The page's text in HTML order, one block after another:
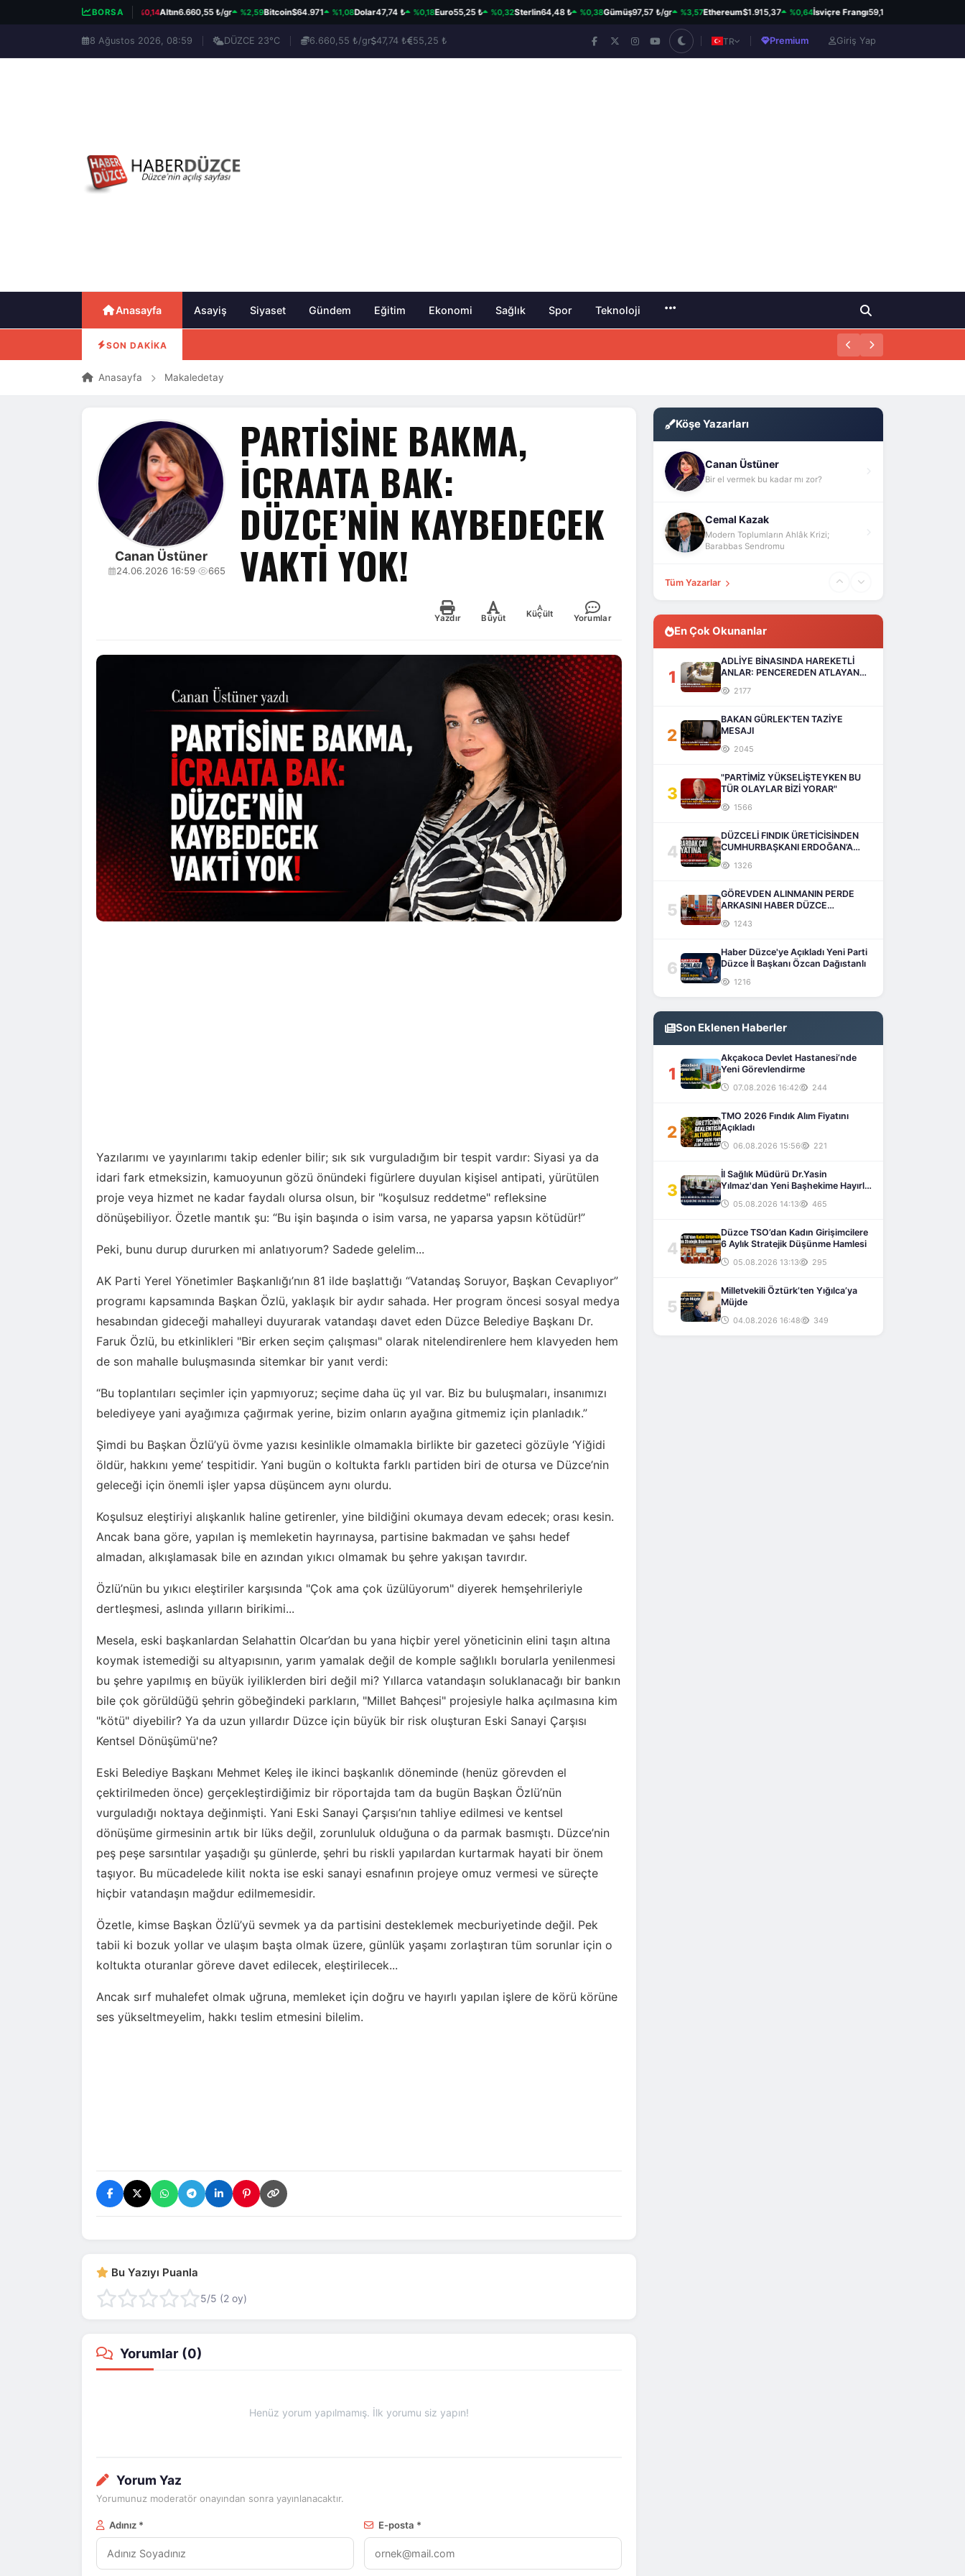
BORSA
13.779,39 %0,14Altın6.660,55 ₺/gr %2,59Bitcoin$64.971 %1,08Dolar47,74 ₺ %0,18Euro55,25 ₺ %0,32Sterlin64,48 ₺ %0,38Gümüş97,57 ₺/gr %3,57Ethereum$1.915,37 %0,64İsviçre Frangı59,12 ₺
8 Ağustos 2026, 08:59 DÜZCE 23°C 6.660,55 ₺/gr 47,74 ₺ 55,25 ₺ TR Premium Giriş Yap
Anasayfa Asayiş Siyaset Gündem Eğitim Ekonomi Sağlık Spor Teknoloji
SON DAKİKA
Anasayfa Makaledetay
Canan Üstüner
24.06.2026 16:59· 665
PARTİSİNE BAKMA,
İCRAATA BAK:
DÜZCE’NİN KAYBEDECEK
VAKTİ YOK!
Yazdır Büyüt Küçült Yorumlar
Yazılarımı ve yayınlarımı takip edenler bilir; sık sık vurguladığım bir tespit vardır: Siyasi ya da
idari fark etmeksizin, kamuoyunun gözü önündeki figürlere duyulan kişisel antipati, yürütülen
proje veya hizmet ne kadar faydalı olursa olsun, bir "koşulsuz reddetme" refleksine
dönüşebiliyor. Özetle mantık şu: “Bu işin başında o isim varsa, ne yaparsa yapsın kötüdür!”
Peki, bunu durup dururken mi anlatıyorum? Sadede gelelim...
AK Parti Yerel Yönetimler Başkanlığı’nın 81 ilde başlattığı “Vatandaş Soruyor, Başkan Cevaplıyor”
programı kapsamında Başkan Özlü, yaklaşık bir aydır sahada. Her program öncesi sosyal medya
hesabından gideceği mahalleyi duyurarak vatandaşı davet eden Düzce Belediye Başkanı Dr.
Faruk Özlü, bu etkinlikleri "Bir erken seçim çalışması" olarak nitelendirenlere hem klavyeden hem
de son mahalle buluşmasında sitemkar bir yanıt verdi:
“Bu toplantıları seçimler için yapmıyoruz; seçime daha üç yıl var. Biz bu buluşmaları, insanımızı
belediyeye yani ayağımıza çağırmak yerine, bizim onların ayağına gitmemiz için planladık.”
Şimdi bu Başkan Özlü’yü övme yazısı kesinlikle olmamakla birlikte bir gazeteci gözüyle ‘Yiğidi
öldür, hakkını yeme’ tespitidir. Yani bugün o koltukta farklı partiden biri de otursa ve Düzce’nin
geleceği için önemli işler yapsa düşüncem aynı olurdu.
Koşulsuz eleştiriyi alışkanlık haline getirenler, yine bildiğini okumaya devam edecek; orası kesin.
Ancak bana göre, yapılan iş memleketin hayrınaysa, partisine bakmadan ve şahsı hedef
almadan, alkışlamasak bile en azından yıkıcı olmamak bu şehre yakışan tavırdır.
Özlü’nün bu yıkıcı eleştiriler karşısında "Çok ama çok üzülüyorum" diyerek hemşehrileriyle
dertleşmesi, aslında yılların birikimi...
Mesela, eski başkanlardan Selahattin Olcar’dan bu yana hiçbir yerel yöneticinin elini taşın altına
koymak istemediği su altyapısının, yarım yamalak değil de komple sağlıklı borularla yenilenmesi
bu şehre yapılmış en büyük iyiliklerden biri değil mi? Yıllarca vatandaşın soluklanacağı bir bankın
bile çok görüldüğü şehrin göbeğindeki parkların, "Millet Bahçesi" projesiyle halka açılmasına kim
"kötü" diyebilir? Ya da uzun yıllardır Düzce için büyük bir risk oluşturan Eski Sanayi Çarşısı
Kentsel Dönüşümü'ne?
Eski Belediye Başkanı Mehmet Keleş ile ikinci başkanlık döneminde (henüz görevden el
çektirilmeden önce) gerçekleştirdiğimiz bir röportajda tam da bugün Başkan Özlü’nün
vurguladığı noktaya değinmişti. Yani Eski Sanayi Çarşısı’nın tahliye edilmesi ve kentsel
dönüşüme girmesinin artık bir lüks değil, zorunluluk olduğuna o da parmak basmıştı. Düzce’nin
peş peşe sarsıntılar yaşadığı şu günlerde, şehri bu riskli yapılardan kurtarmak hayati bir önem
taşıyor. Bu mücadelede kilit nokta ise eski sanayi esnafının projeye omuz vermesi ve süreçte
hiçbir vatandaşın mağdur edilmemesidir.
Özetle, kimse Başkan Özlü’yü sevmek ya da partisini desteklemek mecburiyetinde değil. Pek
tabii ki bozuk yollar ve ulaşım başta olmak üzere, günlük yaşamı zorlaştıran tüm sorunlar için o
koltukta oturanlar göreve davet edilecek, eleştirilecek...
Ancak sırf muhalefet olmak uğruna, memleket için doğru ve hayırlı yapılan işlere de körü körüne
ses yükseltmeyelim, hakkı teslim etmesini bilelim.
Bu Yazıyı Puanla
5/5 (2 oy)
Yorumlar (0)
Henüz yorum yapılmamış. İlk yorumu siz yapın!
Yorum Yaz
Yorumunuz moderatör onayından sonra yayınlanacaktır.
Adınız * E-posta *
Köşe Yazarları
Canan Üstüner
Bir el vermek bu kadar mı zor?
Cemal Kazak
Modern Toplumların Ahlâk Krizi;
Barabbas Sendromu
Tüm Yazarlar
En Çok Okunanlar
1
ADLİYE BİNASINDA HAREKETLİ
ANLAR: PENCEREDEN ATLAYAN
2177
2
BAKAN GÜRLEK'TEN TAZİYE
MESAJI
2045
3
"PARTİMİZ YÜKSELİŞTEYKEN BU
TÜR OLAYLAR BİZİ YORAR"
1566
4
DÜZCELİ FINDIK ÜRETİCİSİNDEN
CUMHURBAŞKANI ERDOĞAN’A
1326
5
GÖREVDEN ALINMANIN PERDE
ARKASINI HABER DÜZCE
1243
6
Haber Düzce'ye Açıkladı Yeni Parti
Düzce İl Başkanı Özcan Dağıstanlı
1216
Son Eklenen Haberler
1
Akçakoca Devlet Hastanesi’nde
Yeni Görevlendirme
07.08.2026 16:42 244
2
TMO 2026 Fındık Alım Fiyatını
Açıkladı
06.08.2026 15:56 221
3
İl Sağlık Müdürü Dr.Yasin
Yılmaz'dan Yeni Başhekime Hayırlı
Olsun Ziyareti
05.08.2026 14:13 465
4
Düzce TSO’dan Kadın Girişimcilere
6 Aylık Stratejik Düşünme Hamlesi
05.08.2026 13:13 295
5
Milletvekili Öztürk’ten Yığılca’ya
Müjde
04.08.2026 16:48 349